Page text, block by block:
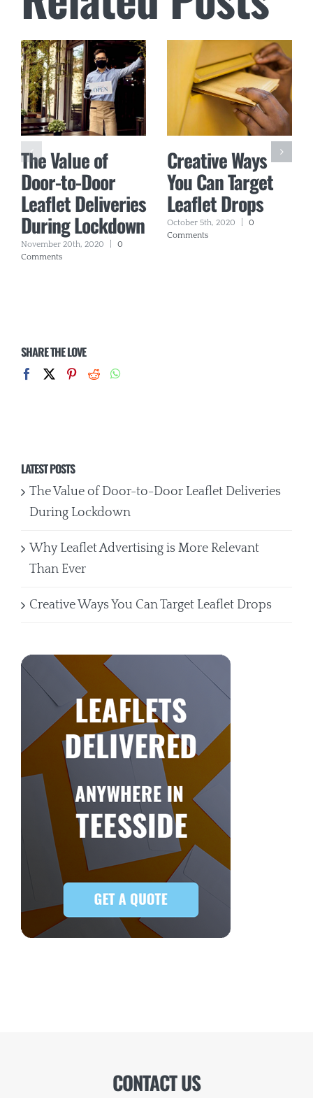
The Value of
Door-to-Door
Leaflet Deliveries
During Lockdown
November 20th, 2020
0
Comments
Creative Ways
You Can Target
Leaflet Drops
October 5th, 2020
0
Comments
SHARE THE LOVE
LATEST POSTS
The Value of Door-to-Door Leaflet Deliveries
During Lockdown
Why Leaflet Advertising is More Relevant
Than Ever
Creative Ways You Can Target Leaflet Drops
CONTACT US